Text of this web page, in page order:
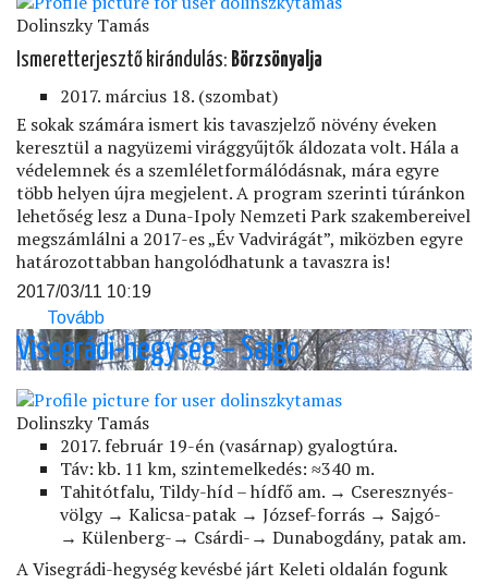
most)
Dolinszky Tamás
Ismeretterjesztő kirándulás: Börzsönyalja
2017. március 18. (szombat)
E sokak számára ismert kis tavaszjelző növény éveken
keresztül a nagyüzemi virággyűjtők áldozata volt. Hála a
védelemnek és a szemléletformálódásnak, mára egyre
több helyen újra megjelent. A program szerinti túránkon
lehetőség lesz a Duna-Ipoly Nemzeti Park szakembereivel
megszámlálni a 2017-es „Év Vadvirágát”, miközben egyre
határozottabban hangolódhatunk a tavaszra is!
2017/03/11 10:19
Tovább
Királyréten)
Visegrádi-hegység – Sajgó
Dolinszky Tamás
2017. február 19-én (vasárnap) gyalogtúra.
Táv: kb. 11 km, szintemelkedés: ≈340 m.
Tahitótfalu, Tildy-híd – hídfő am. → Cseresznyés-
völgy → Kalicsa-patak → József-forrás → Sajgó-
→ Külenberg-→ Csárdi-→ Dunabogdány, patak am.
A Visegrádi-hegység kevésbé járt Keleti oldalán fogunk